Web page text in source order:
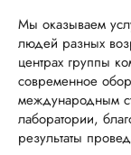
Мы оказываем
людей разных
центрах группы
современное
международным
лаборатории,
результаты